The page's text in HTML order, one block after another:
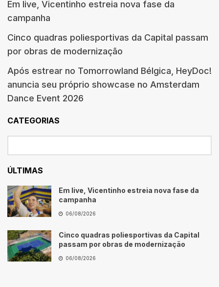
Em live, Vicentinho estreia nova fase da
campanha
Cinco quadras poliesportivas da Capital passam
por obras de modernização
Após estrear no Tomorrowland Bélgica, HeyDoc!
anuncia seu próprio showcase no Amsterdam
Dance Event 2026
CATEGORIAS
ÚLTIMAS
Em live, Vicentinho estreia nova fase da
campanha
06/08/2026
Cinco quadras poliesportivas da Capital
passam por obras de modernização
06/08/2026